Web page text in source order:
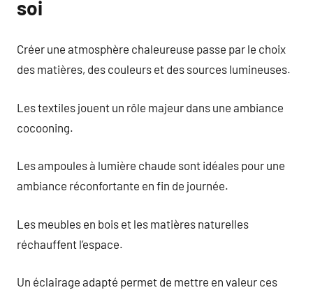
soi
Créer une atmosphère chaleureuse passe par le choix
des matières, des couleurs et des sources lumineuses.
Les textiles jouent un rôle majeur dans une ambiance
cocooning.
Les ampoules à lumière chaude sont idéales pour une
ambiance réconfortante en fin de journée.
Les meubles en bois et les matières naturelles
réchauffent l’espace.
Un éclairage adapté permet de mettre en valeur ces